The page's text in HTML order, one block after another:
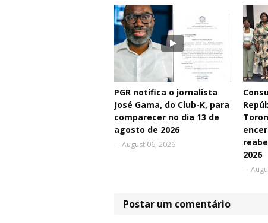
PGR notifica o jornalista
José Gama, do Club-K, para
comparecer no dia 13 de
agosto de 2026
- August 06, 2026
2026
-
Postar um comentário